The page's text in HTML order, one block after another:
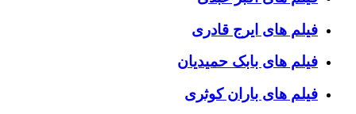
فیلم های ایرج قادری
فیلم های بابک حمیدیان
فیلم های باران کوثری